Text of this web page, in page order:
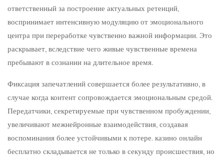
ответственный за построение актуальных ретенций,
воспринимает интенсивную модуляцию от эмоционального
центра при переработке чувственно важной информации. Это
раскрывает, вследствие чего живые чувственные времена
пребывают в сознании на длительное время.
Фиксация запечатлений совершается более результативно, в
случае когда контент сопровождается эмоциональным средой.
Передатчики, секретируемые при чувственном пробуждении,
увеличивают межнейронные взаимодействия, создавая
воспоминания более устойчивыми к потере. казино онлайн
бесплатно складывается не только в секунду происшествия, но